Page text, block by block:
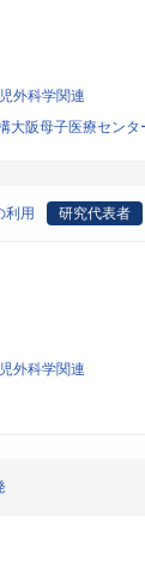
外科学関連
大阪母子医療センタ
利用 研究代表者
外科学関連